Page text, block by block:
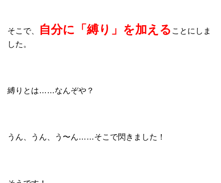
そこで、 自分に「縛り」を加える ことにしま
した。
縛りとは……なんぞや？
うん、うん、う〜ん……そこで閃きました！